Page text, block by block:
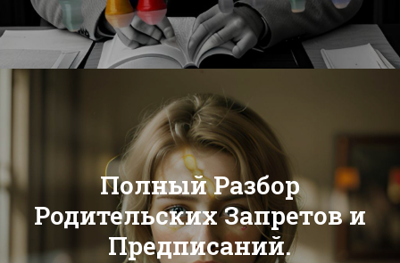
Полный Разбор
Родительских Запретов и
Предписаний.